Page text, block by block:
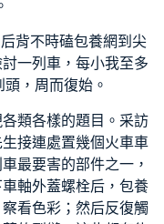
背不時磕包養網到尖
一列車，每小我至多
，周而復始。
類各樣的題目。采訪
接連處置幾個火車車
最要害的部件之一，
軸外蓋螺栓后， 包養
看色彩；然后反復觸